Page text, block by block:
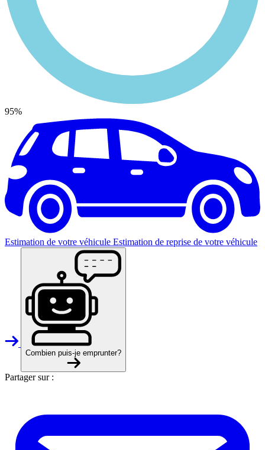
95%
Estimation de votre véhicule Estimation de reprise de votre véhicule
Combien puis-je emprunter?
Partager sur :